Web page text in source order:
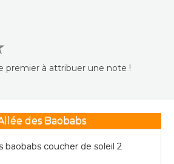
premier à attribuer une note !
des Baobabs